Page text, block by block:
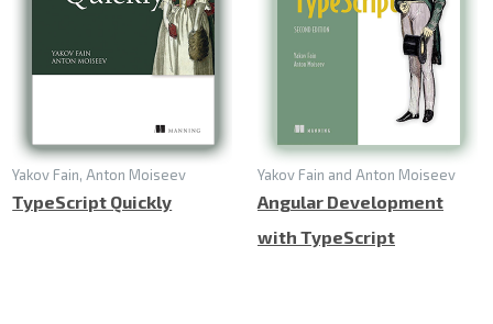
Yakov Fain, Anton Moiseev
TypeScript Quickly
Yakov Fain and Anton Moiseev
Angular Development
with TypeScript